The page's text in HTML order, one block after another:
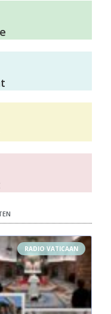
RADIO VATICAAN